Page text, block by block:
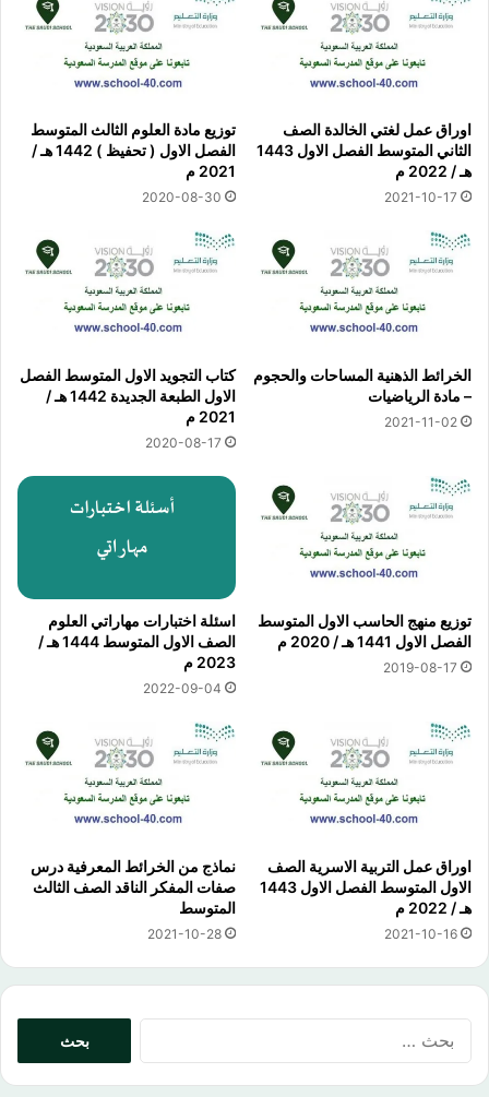
اوراق عمل لغتي الخالدة الصف
الثاني المتوسط الفصل الاول 1443
هـ / 2022 م
2021-10-17
توزيع مادة العلوم الثالث المتوسط
الفصل الاول ( تحفيظ ) 1442 هـ /
2021 م
2020-08-30
الخرائط الذهنية المساحات والحجوم
– مادة الرياضيات
2021-11-02
كتاب التجويد الاول المتوسط الفصل
الاول الطبعة الجديدة 1442 هـ /
2021 م
2020-08-17
توزيع منهج الحاسب الاول المتوسط
الفصل الاول 1441 هـ / 2020 م
2019-08-17
اسئلة اختبارات مهاراتي العلوم
الصف الاول المتوسط 1444 هـ /
2023 م
2022-09-04
اوراق عمل التربية الاسرية الصف
الاول المتوسط الفصل الاول 1443
هـ / 2022 م
2021-10-16
نماذج من الخرائط المعرفية درس
صفات المفكر الناقد الصف الثالث
المتوسط
2021-10-28